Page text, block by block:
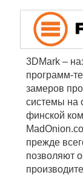
3DMark –
программ-
замеров
системы на
финской
прежде
позволяют